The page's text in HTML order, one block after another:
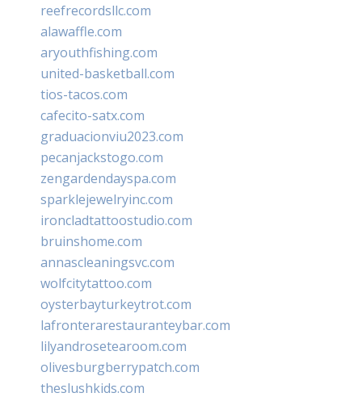
reefrecordsllc.com
alawaffle.com
aryouthfishing.com
united-basketball.com
tios-tacos.com
cafecito-satx.com
graduacionviu2023.com
pecanjackstogo.com
zengardendayspa.com
sparklejewelryinc.com
ironcladtattoostudio.com
bruinshome.com
annascleaningsvc.com
wolfcitytattoo.com
oysterbayturkeytrot.com
lafronterarestauranteybar.com
lilyandrosetearoom.com
olivesburgberrypatch.com
theslushkids.com